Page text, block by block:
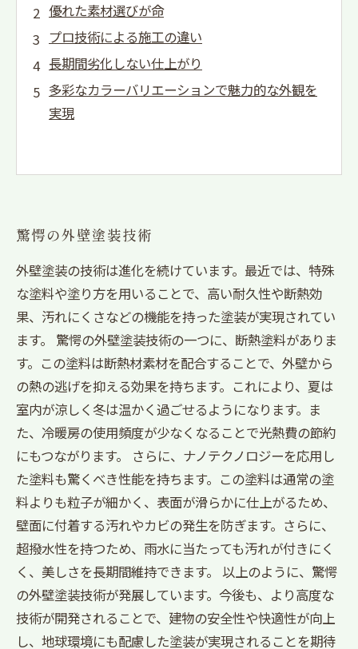
優れた素材選びが命
プロ技術による施工の違い
長期間劣化しない仕上がり
多彩なカラーバリエーションで魅力的な外観を
実現
驚愕の外壁塗装技術
外壁塗装の技術は進化を続けています。最近では、特殊
な塗料や塗り方を用いることで、高い耐久性や断熱効
果、汚れにくさなどの機能を持った塗装が実現されてい
ます。 驚愕の外壁塗装技術の一つに、断熱塗料がありま
す。この塗料は断熱材素材を配合することで、外壁から
の熱の逃げを抑える効果を持ちます。これにより、夏は
室内が涼しく冬は温かく過ごせるようになります。ま
た、冷暖房の使用頻度が少なくなることで光熱費の節約
にもつながります。 さらに、ナノテクノロジーを応用し
た塗料も驚くべき性能を持ちます。この塗料は通常の塗
料よりも粒子が細かく、表面が滑らかに仕上がるため、
壁面に付着する汚れやカビの発生を防ぎます。さらに、
超撥水性を持つため、雨水に当たっても汚れが付きにく
く、美しさを長期間維持できます。 以上のように、驚愕
の外壁塗装技術が発展しています。今後も、より高度な
技術が開発されることで、建物の安全性や快適性が向上
し、地球環境にも配慮した塗装が実現されることを期待